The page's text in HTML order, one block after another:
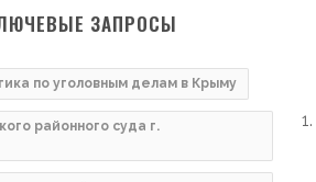
ЗАПРОСЫ
по уголовным делам в Крыму
районного суда г.